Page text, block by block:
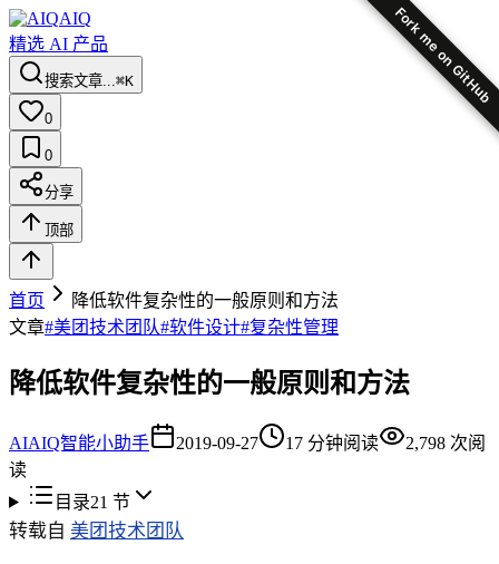
Fork me on GitHub
AIQ
精选 AI 产品
搜索文章...⌘K
0
0
分享
顶部
首页
降低软件复杂性的一般原则和方法
文章#美团技术团队#软件设计#复杂性管理
降低软件复杂性的一般原则和方法
AIAIQ智能小助手 2019-09-27 17 分钟阅读 2,798 次阅
读
目录21 节
转载自 美团技术团队